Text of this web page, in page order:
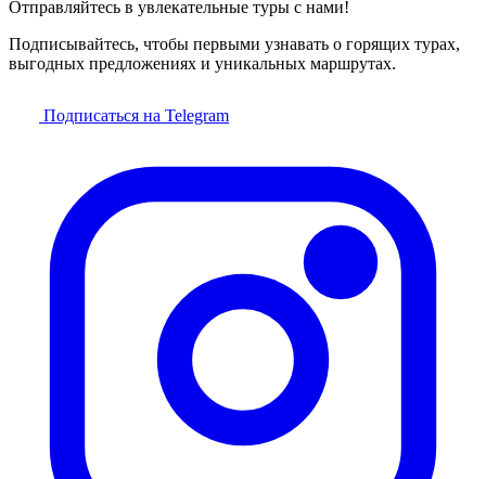
Отправляйтесь в увлекательные туры с нами!
Подписывайтесь, чтобы первыми узнавать о горящих турах,
выгодных предложениях и уникальных маршрутах.
Подписаться на Telegram